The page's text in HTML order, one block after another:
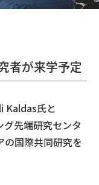
者が来学予定
Kaldas氏と
先端研究センタ
国際共同研究を